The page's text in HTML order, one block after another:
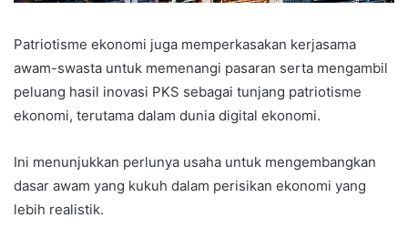
Patriotisme ekonomi juga memperkasakan kerjasama
awam-swasta untuk memenangi pasaran serta mengambil
peluang hasil inovasi PKS sebagai tunjang patriotisme
ekonomi, terutama dalam dunia digital ekonomi.
Ini menunjukkan perlunya usaha untuk mengembangkan
dasar awam yang kukuh dalam perisikan ekonomi yang
lebih realistik.